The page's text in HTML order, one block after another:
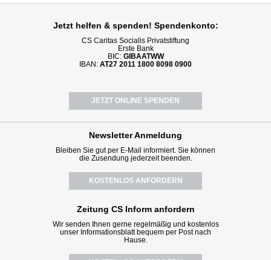
Jetzt helfen & spenden! Spendenkonto:
CS Caritas Socialis Privatstiftung
Erste Bank
BIC: GIBAATWW
IBAN: AT27 2011 1800 8098 0900
JETZT ONLINE SPENDEN
NewsletterAnmeldung
Bleiben Sie gut per E-Mail informiert. Sie können
die Zusendung jederzeit beenden.
KOSTENLOS ANFORDERN
Zeitung CS Inform anfordern
Wir senden Ihnen gerne regelmäßig und kostenlos
unser Informationsblatt bequem per Post nach
Hause.